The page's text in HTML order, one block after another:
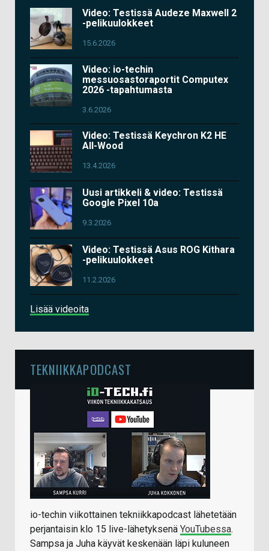
Video: Testissä Audeze Maxwell 2
-pelikuulokkeet
15.6.2026
Video: io-techin
messuosastoraportit Computex
2026 -tapahtumasta
3.6.2026
Video: Testissä Keychron K2 HE
All-Wood
13.4.2026
Uusi artikkeli & video: Testissä
Google Pixel 10a
9.3.2026
Video: Testissä Asus ROG Kithara
-pelikuulokkeet
11.2.2026
Lisää videoita
TEKNIIKKAPODCAST
io-techin viikottainen tekniikkapodcast lähetetään
perjantaisin klo 15 live-lähetyksenä YouTubessa.
Sampsa ja Juha käyvät keskenään läpi kuluneen